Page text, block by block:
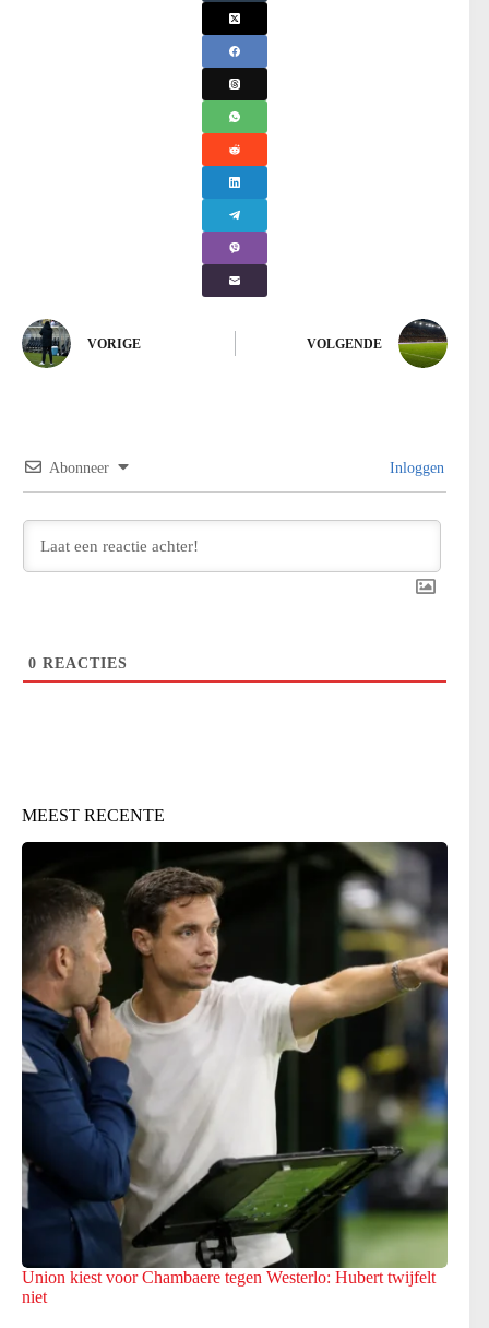
VORIGE VOLGENDE
Abonneer Inloggen
0 REACTIES
MEEST RECENTE
Union kiest voor Chambaere tegen Westerlo: Hubert twijfelt
niet